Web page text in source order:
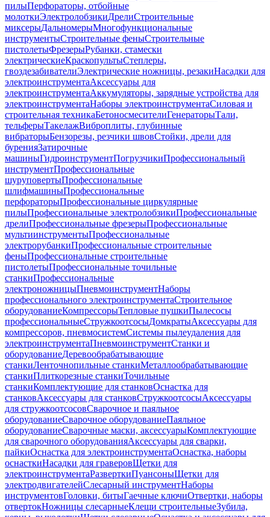
пилыПерфораторы, отбойные
молоткиЭлектролобзикиДрелиСтроительные
миксерыДальномерыМногофункциональные
инструментыСтроительные феныСтроительные
пистолетыФрезерыРубанки, стамески
электрическиеКраскопультыСтеплеры,
гвоздезабивателиЭлектрические ножницы, резакиНасадки для
электроинструментаАксессуары для
электроинструментаАккумуляторы, зарядные устройства для
электроинструментаНаборы электроинструментаСиловая и
строительная техникаБетоносмесителиГенераторыТали,
тельферыТакелажВиброплиты, глубинные
вибраторыБензорезы, резчики швовСтойки, дрели для
буренияЗатирочные
машиныГидроинструментПогрузчикиПрофессиональный
инструментПрофессиональные
шуруповертыПрофессиональные
шлифмашиныПрофессиональные
перфораторыПрофессиональные циркулярные
пилыПрофессиональные электролобзикиПрофессиональные
дрелиПрофессиональные фрезерыПрофессиональные
мультиинструментыПрофессиональные
электрорубанкиПрофессиональные строительные
феныПрофессиональные строительные
пистолетыПрофессиональные точильные
станкиПрофессиональные
электроножницыПневмоинструментНаборы
профессионального электроинструментаСтроительное
оборудованиеКомпрессорыТепловые пушкиПылесосы
профессиональныеСтружкоотсосыДомкратыАксессуары для
компрессоров, пневмосистемСистемы пылеудаления для
электроинструментаПневмоинструментСтанки и
оборудованиеДеревообрабатывающие
станкиЛенточнопильные станкиМеталлообрабатывающие
станкиПлиткорезные станкиТочильные
станкиКомплектующие для станковОснастка для
станковАксессуары для станковСтружкоотсосыАксессуары
для стружкоотсосовСварочное и паяльное
оборудованиеСварочное оборудованиеПаяльное
оборудованиеСварочные маски, аксессуарыКомплектующие
для сварочного оборудованияАксессуары для сварки,
пайкиОснастка для электроинструментаОснастка, наборы
оснасткиНасадки для граверовЩетки для
электроинструментаРазверткиПуансоныЩетки для
электродвигателейСлесарный инструментНаборы
инструментовГоловки, битыГаечные ключиОтвертки, наборы
отвертокНожницы слесарныеКлещи строительныеЗубила,